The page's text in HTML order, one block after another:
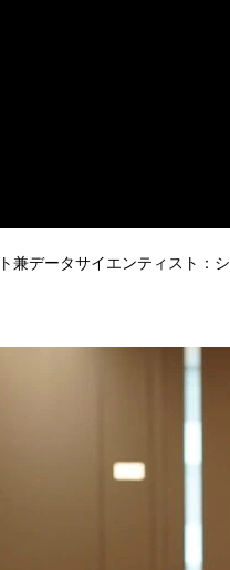
兼データサイエンティスト：